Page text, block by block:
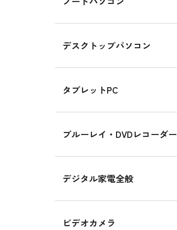
デスクトップパソコン
タブレットPC
ブルーレイ・DVDレコーダー
デジタル家電全般
ビデオカメラ